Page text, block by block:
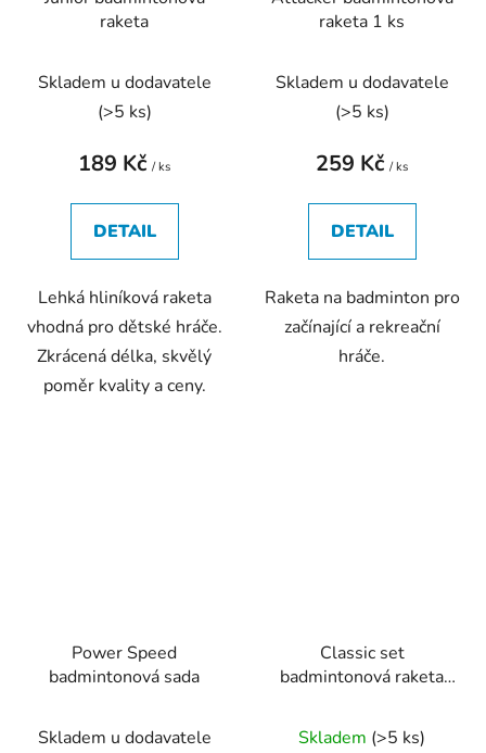
raketa
Skladem u dodavatele
(>5 ks)
189 Kč / ks
DETAIL
Lehká hliníková raketa
vhodná pro dětské hráče.
Zkrácená délka, skvělý
poměr kvality a ceny.
raketa 1 ks
Skladem u dodavatele
(>5 ks)
259 Kč / ks
DETAIL
Raketa na badminton pro
začínající a rekreační
hráče.
Power Speed
badmintonová sada
Skladem u dodavatele
Classic set
badmintonová raketa
Skladem (>5 ks)